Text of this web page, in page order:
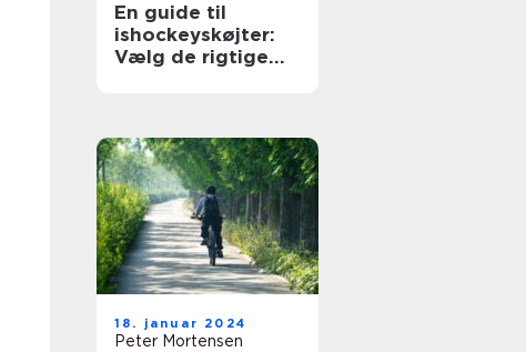
En guide til
ishockeyskøjter:
Vælg de rigtige
18. januar 2024
Peter Mortensen